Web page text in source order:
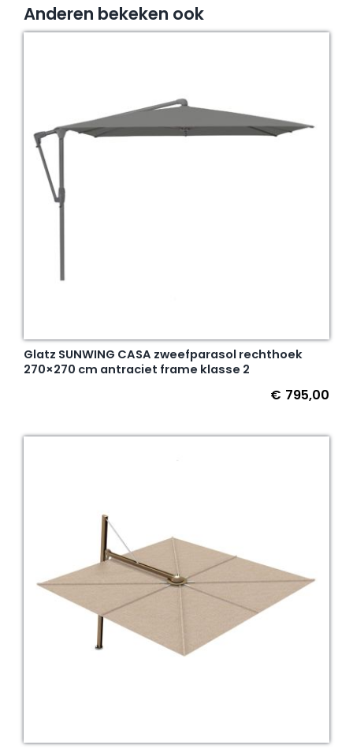
Anderen bekeken ook
Glatz SUNWING CASA zweefparasol rechthoek
270×270 cm antraciet frame klasse 2
€ 795,00